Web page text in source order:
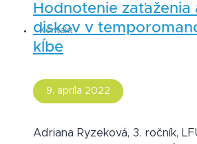
Kontakt
Hodnotenie
diskov v
kĺbe
9. apríla 2022
Adriana Ryzeková, 3. ročník,